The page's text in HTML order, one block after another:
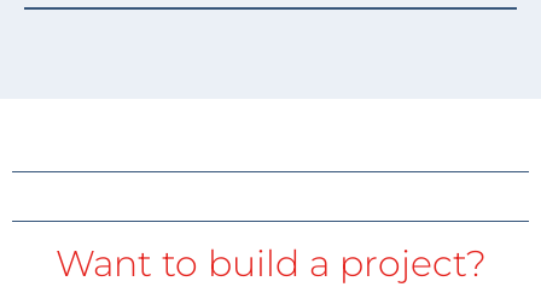
Want to build a project?